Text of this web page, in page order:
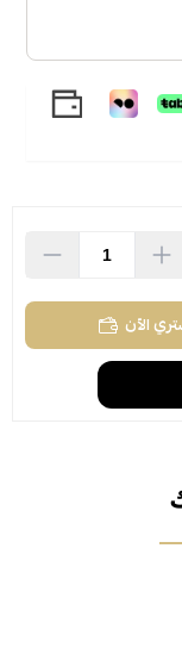
الآن